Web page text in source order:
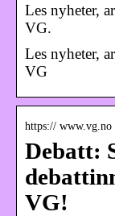
Les nyheter,
VG.
Les nyheter,
VG
https:// www.vg.no
Debatt:
VG!